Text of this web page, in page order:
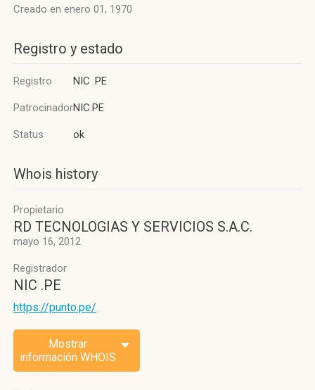
Creado en enero 01, 1970
Registro y estado
Registro NIC .PE
PatrocinadorNIC.PE
Status ok
Whois history
Propietario
RD TECNOLOGIAS Y SERVICIOS S.A.C.
mayo 16, 2012
Registrador
NIC .PE
https://punto.pe/
Mostrar
información WHOIS